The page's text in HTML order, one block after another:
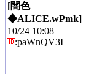
[闇色
◆ALICE.wPmk]
10/24 10:08
:paWnQV3I